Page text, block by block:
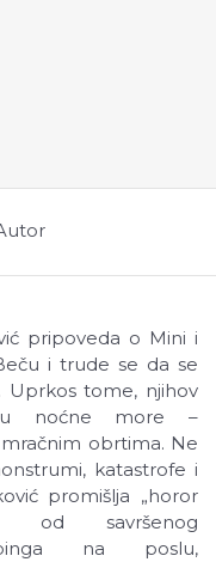
pripoveda o Mini i
i trude se da se
Uprkos tome, njihov
u noćne more –
obrtima. Ne
katastrofe i
promišlja „horor
od savršenog
na poslu,